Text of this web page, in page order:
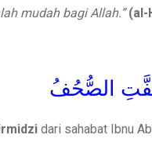
mudah bagi Allah.” (al-
الصُّحُفُ
dari sahabat Ibnu